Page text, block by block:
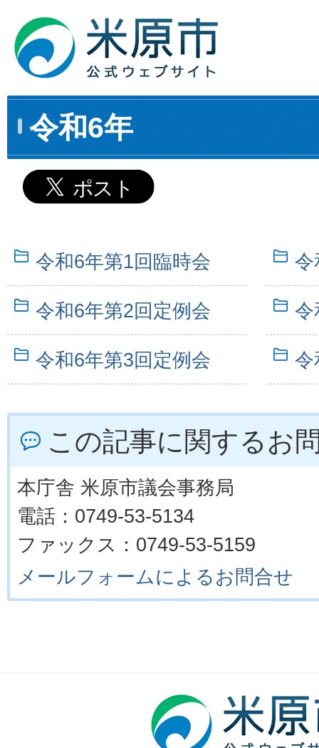
令和6年
令和6年第1回臨時会 令
令和6年第2回定例会 令
令和6年第3回定例会 令
この記事に関するお
本庁舎 米原市議会事務局
電話：0749-53-5134
ファックス：0749-53-5159
メールフォームによるお問合せ